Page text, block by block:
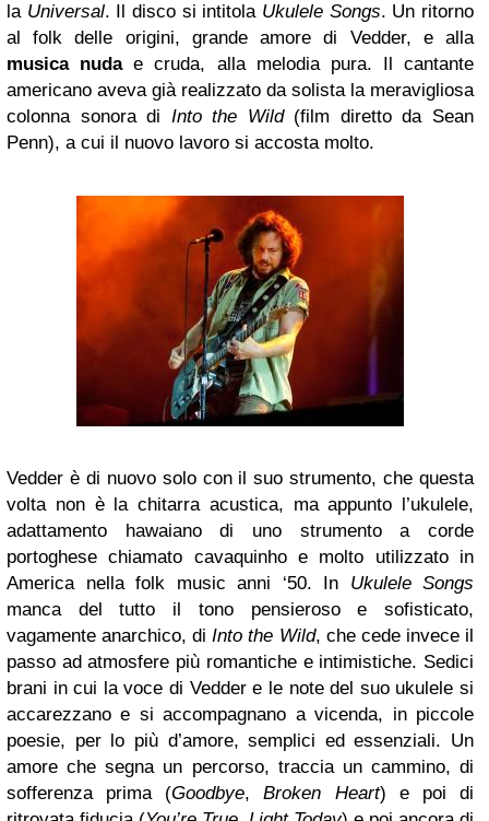
la Universal. Il disco si intitola Ukulele Songs. Un ritorno
al folk delle origini, grande amore di Vedder, e alla
musica nudae cruda, alla melodia pura. Il cantante
americano aveva già realizzato da solista la meravigliosa
colonna sonora di Into the Wild(film diretto da Sean
Penn), a cui il nuovo lavoro si accosta molto.
Vedder è di nuovo solo con il suo strumento, che questa
volta non è la chitarra acustica, ma appunto l’ukulele,
adattamento hawaiano di uno strumento a corde
portoghese chiamato cavaquinho e molto utilizzato in
America nella folk music anni ‘50. In Ukulele Songs
manca del tutto il tono pensieroso e sofisticato,
vagamente anarchico, diInto the Wild, che cede invece il
passo ad atmosfere più romantiche e intimistiche. Sedici
brani in cui la voce di Vedder e le note del suo ukulele si
accarezzano e si accompagnano a vicenda, in piccole
poesie, per lo più d’amore, semplici ed essenziali. Un
amore che segna un percorso, traccia un cammino, di
sofferenza prima (Goodbye,Broken Heart) e poi di